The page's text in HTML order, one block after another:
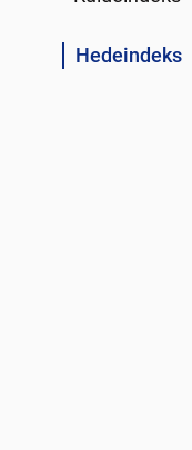
Hedeindeks